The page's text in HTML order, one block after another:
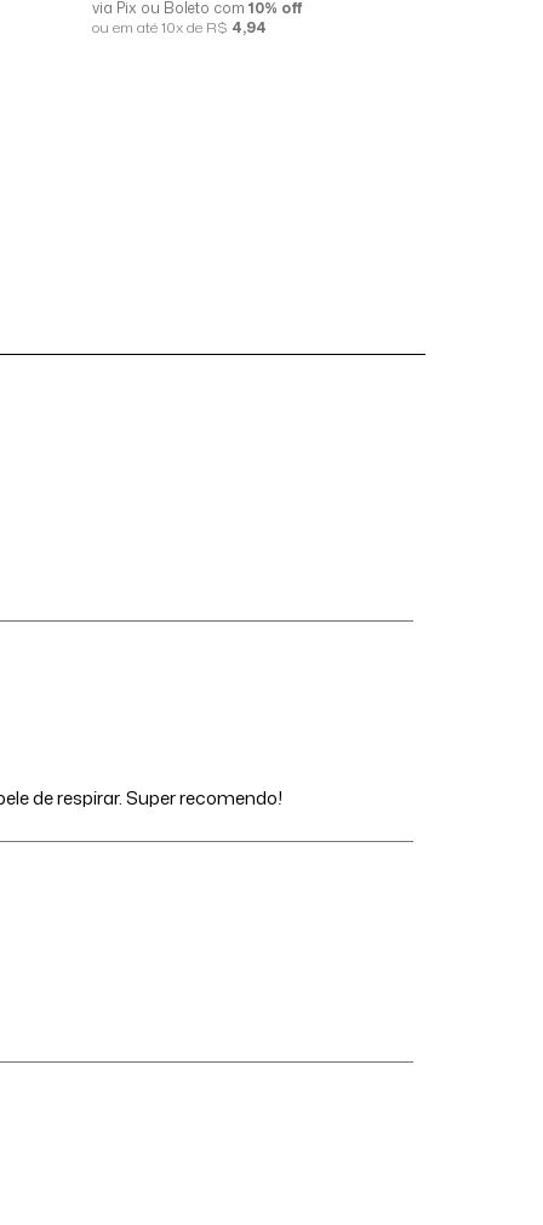
via Pix ou Boleto com10% off
ou em até 10x de R$ 4,94
de respirar. Super recomendo!